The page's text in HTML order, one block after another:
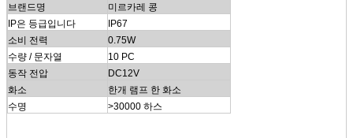
브랜드명
미르카레 콩
IP은 등급입니다
IP67
소비 전력
0.75W
수량 / 문자열
10 PC
동작 전압
DC12V
화소
한개 램프 한 화소
수명
>30000 하스